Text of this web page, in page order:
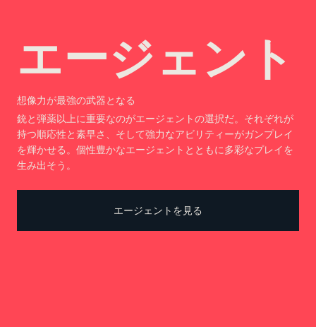
エージェント
想像力が最強の武器となる
銃と弾薬以上に重要なのがエージェントの選択だ。それぞれが
持つ順応性と素早さ、そして強力なアビリティーがガンプレイ
を輝かせる。個性豊かなエージェントとともに多彩なプレイを
生み出そう。
エージェントを見る